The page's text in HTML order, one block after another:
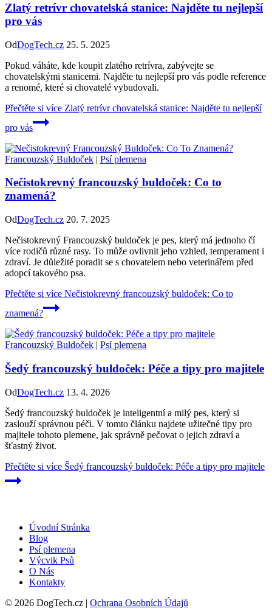
Zlatý retrívr chovatelská stanice: Najděte tu nejlepší
pro vás
OdDogTech.cz 25. 5. 2025
Pokud váháte, kde koupit zlatého retrívra, zabývejte se
chovatelskými stanicemi. Najděte tu nejlepší pro vás podle reference
a renomé, které si chovatelé vybudovali.
Přečtěte si více Zlatý retrívr chovatelská stanice: Najděte tu nejlepší
pro vás
Francouzský Buldoček | Psí plemena
Nečistokrevný francouzský buldoček: Co to
znamená?
OdDogTech.cz 20. 7. 2025
Nečistokrevný Francouzský buldoček je pes, který má jednoho čí
více rodičů různé rasy. To může ovlivnit jeho vzhled, temperament i
zdraví. Je důležité poradit se s chovatelem nebo veterinářem před
adopcí takového psa.
Přečtěte si více Nečistokrevný francouzský buldoček: Co to
znamená?
Francouzský Buldoček | Psí plemena
Šedý francouzský buldoček: Péče a tipy pro majitele
OdDogTech.cz 13. 4. 2026
Šedý francouzský buldoček je inteligentní a milý pes, který si
zaslouží správnou péči. V tomto článku najdete užitečné tipy pro
majitele tohoto plemene, jak správně pečovat o jejich zdraví a
šťastný život.
Přečtěte si více Šedý francouzský buldoček: Péče a tipy pro majitele
Úvodní Stránka
Blog
Psí plemena
Výcvik Psů
O Nás
Kontakty
© 2026 DogTech.cz | Ochrana Osobních Údajů